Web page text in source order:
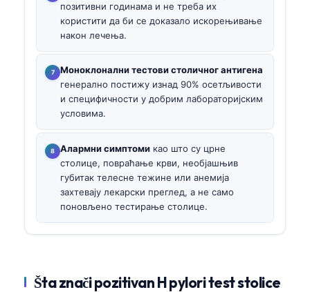
позитивни годинама и не треба их
користити да би се доказало искорењивање
након лечења.
Моноклонални тестови столичног антигена
генерално постижу изнад 90% осетљивости
и специфичности у добрим лабораторијским
условима.
Алармни симптоми као што су црне
столице, повраћање крви, необјашњив
губитак телесне тежине или анемија
захтевају лекарски преглед, а не само
поновљено тестирање столице.
Šta znači pozitivan H pylori test stolice